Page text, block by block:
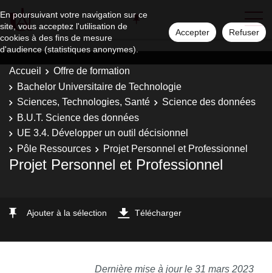
En poursuivant votre navigation sur ce
site, vous acceptez l'utilisation de
cookies à des fins de mesure
d'audience (statistiques anonymes).
Accepter Refuser
Accueil
Offre de formation
Bachelor Universitaire de Technologie
Sciences, Technologies, Santé
Science des données
B.U.T. Science des données
UE 3.4. Développer un outil décisionnel
Pôle Ressources
Projet Personnel et Professionnel
Projet Personnel et Professionnel
Ajouter à la sélection Télécharger
Dernière mise à jour le 31 mars 2023